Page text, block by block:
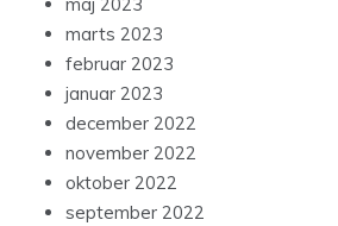
marts 2023
februar 2023
januar 2023
december 2022
november 2022
oktober 2022
september 2022